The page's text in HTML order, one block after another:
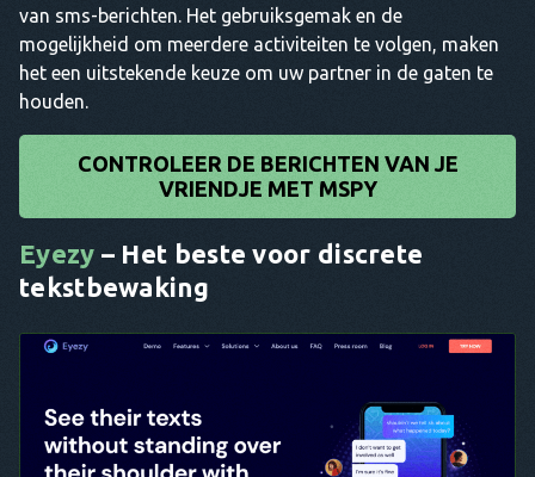
van sms-berichten. Het gebruiksgemak en de
mogelijkheid om meerdere activiteiten te volgen, maken
het een uitstekende keuze om uw partner in de gaten te
houden.
CONTROLEER DE BERICHTEN VAN JE
VRIENDJE MET MSPY
Eyezy – Het beste voor discrete
tekstbewaking